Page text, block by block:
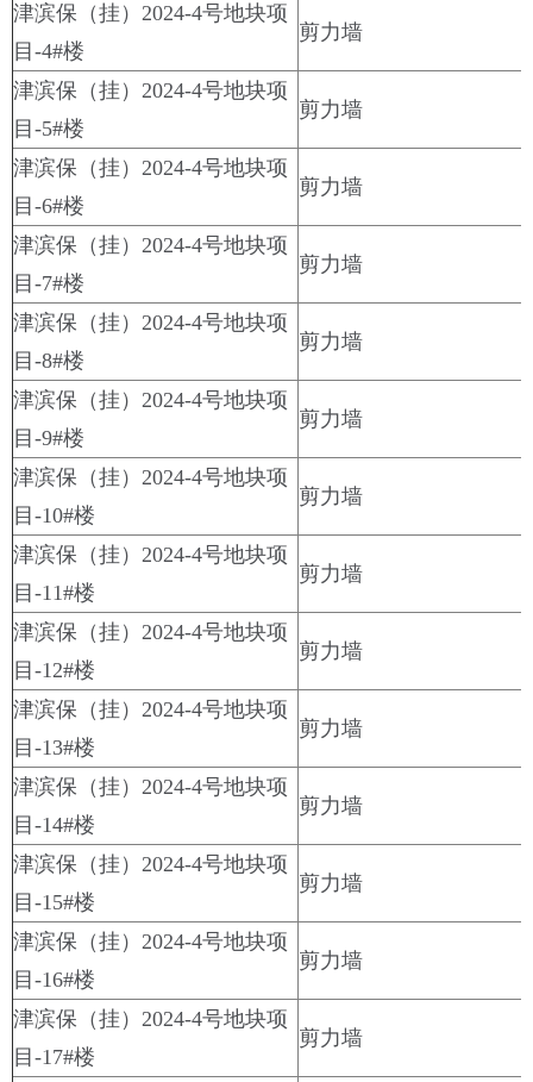
津滨保（挂）2024-4号地块项
目-4#楼
剪力墙
津滨保（挂）2024-4号地块项
目-5#楼
剪力墙
津滨保（挂）2024-4号地块项
目-6#楼
剪力墙
津滨保（挂）2024-4号地块项
目-7#楼
剪力墙
津滨保（挂）2024-4号地块项
目-8#楼
剪力墙
津滨保（挂）2024-4号地块项
目-9#楼
剪力墙
津滨保（挂）2024-4号地块项
目-10#楼
剪力墙
津滨保（挂）2024-4号地块项
目-11#楼
剪力墙
津滨保（挂）2024-4号地块项
目-12#楼
剪力墙
津滨保（挂）2024-4号地块项
目-13#楼
剪力墙
津滨保（挂）2024-4号地块项
目-14#楼
剪力墙
津滨保（挂）2024-4号地块项
目-15#楼
剪力墙
津滨保（挂）2024-4号地块项
目-16#楼
剪力墙
津滨保（挂）2024-4号地块项
目-17#楼
剪力墙